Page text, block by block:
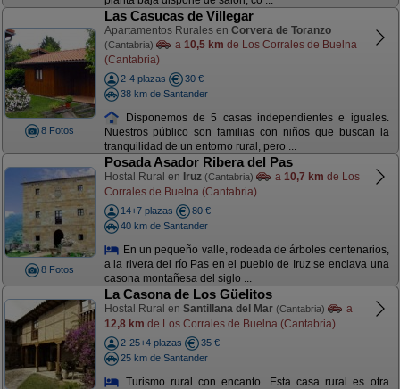
8 Fotos
Las Casucas de Villegar
Apartamentos Rurales en Corvera de Toranzo
(Cantabria) a 10,5 km de Los Corrales de Buelna
(Cantabria)
2-4 plazas
30 €
38 km de Santander
Disponemos de 5 casas independientes e iguales.
Nuestros público son familias con niños que buscan la
tranquilidad de un entorno rural, pero ...
8 Fotos
Posada Asador Ribera del Pas
Hostal Rural en Iruz (Cantabria) a 10,7 km de Los
Corrales de Buelna (Cantabria)
14+7 plazas
80 €
40 km de Santander
En un pequeño valle, rodeada de árboles centenarios,
a la rivera del río Pas en el pueblo de Iruz se enclava una
casona montañesa del siglo ...
La Casona de Los Güelitos
Hostal Rural en Santillana del Mar (Cantabria)
a
12,8 km de Los Corrales de Buelna (Cantabria)
2-25+4 plazas
35 €
25 km de Santander
Turismo rural con encanto. Esta casa rural es otra